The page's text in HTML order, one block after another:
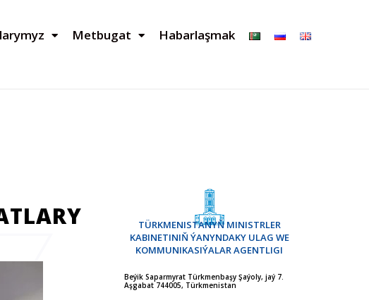
Metbugat Habarlaşmak
TÜRKMENISTANYŇ MINISTRLER
KABINETINIŇ ÝANYNDAKY ULAG WE
KOMMUNIKASIÝALAR AGENTLIGI
Beýik Saparmyrat Türkmenbaşy Şaýoly, jaý 7.
Aşgabat 744005, Türkmenistan